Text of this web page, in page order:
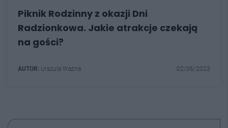
Piknik Rodzinny z okazji Dni
Radzionkowa. Jakie atrakcje czekają
na gości?
AUTOR: Urszula Ważna 02/06/2023